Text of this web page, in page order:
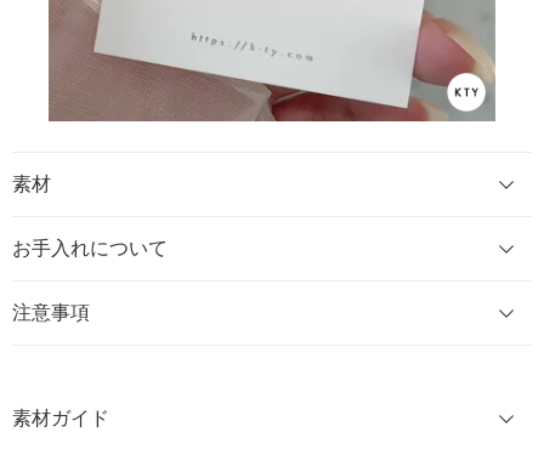
素材
お手入れについて
注意事項
素材ガイド